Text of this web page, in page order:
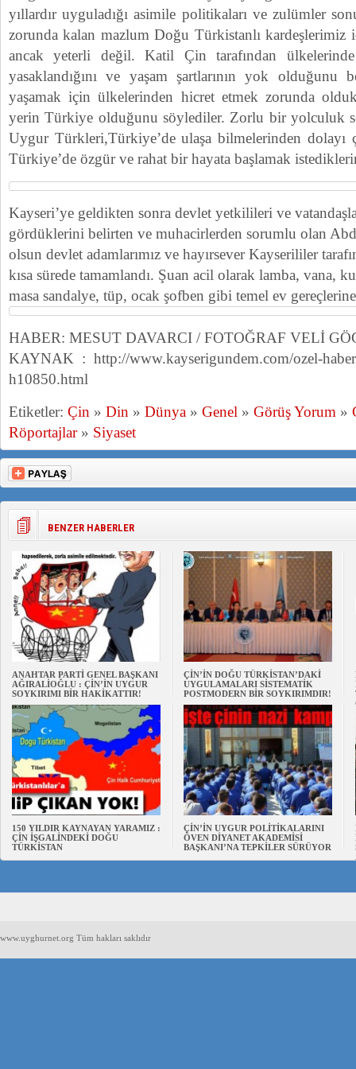
yıllardır uyguladığı asimile politikaları ve zulümler
zorunda kalan mazlum Doğu Türkistanlı kardeşlerimiz
ancak yeterli değil. Katil Çin tarafından
yasaklandığını ve yaşam şartlarının yok olduğunu
yaşamak için ülkelerinden hicret etmek zorunda
yerin Türkiye olduğunu söylediler. Zorlu bir yolculuk
Uygur Türkleri,Türkiye’de ulaşa bilmelerinden dolayı
Türkiye’de özgür ve rahat bir hayata başlamak
Kayseri’ye geldikten sonra devlet yetkilileri ve
gördüklerini belirten ve muhacirlerden sorumlu olan
olsun devlet adamlarımız ve hayırsever Kayserililer
kısa sürede tamamlandı. Şuan acil olarak lamba, vana,
masa sandalye, tüp, ocak şofben gibi temel ev gereçlerine
HABER: MESUT DAVARCI / FOTOĞRAF VELİ
KAYNAK : http://www.kayserigundem.com/ozel-
h10850.html
Etiketler: Çin » Din » Dünya » Genel » Görüş Yorum »
Röportajlar» Siyaset
BENZER HABERLER
ANAHTAR PARTİ GENEL BAŞKANI
AĞIRALİOĞLU : ÇİN’İN UYGUR
SOYKIRIMI BİR HAKİKATTIR!
ÇİN’İN DOĞU TÜRKİSTAN’DAKİ
UYGULAMALARI SİSTEMATİK
POSTMODERN BİR SOYKIRIMDIR!
150 YILDIR KAYNAYAN YARAMIZ :
ÇİN İŞGALİNDEKİ DOĞU
TÜRKİSTAN
ÇİN’İN UYGUR POLİTİKALARINI
ÖVEN DİYANET AKADEMİSİ
BAŞKANI’NA TEPKİLER SÜRÜYOR
www.uyghurnet.org Tüm hakları saklıdır